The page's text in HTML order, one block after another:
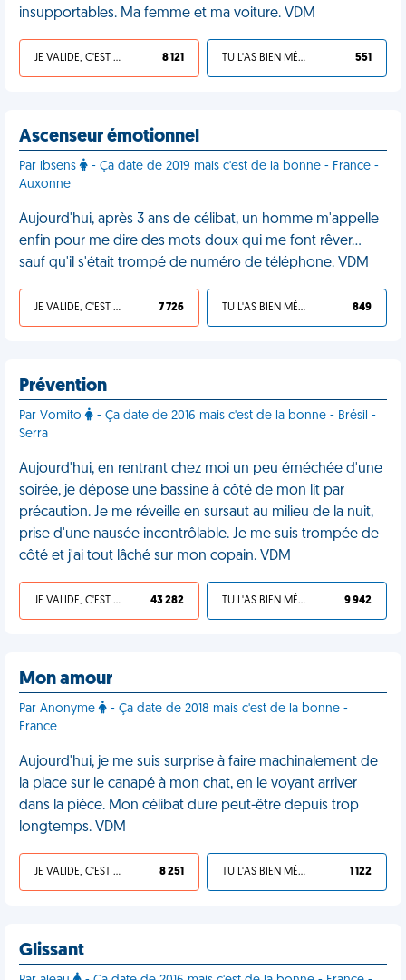
insupportables. Ma femme et ma voiture. VDM
JE VALIDE, C'EST UNE VDM 8 121 TU L'AS BIEN MÉRITÉ 551
Ascenseur émotionnel
Par lbsens
- Ça date de 2019 mais c'est de la bonne - France -
Auxonne
Aujourd'hui, après 3 ans de célibat, un homme m'appelle
enfin pour me dire des mots doux qui me font rêver…
sauf qu'il s'était trompé de numéro de téléphone. VDM
JE VALIDE, C'EST UNE VDM 7 726 TU L'AS BIEN MÉRITÉ 849
Prévention
Par Vomito
- Ça date de 2016 mais c'est de la bonne - Brésil -
Serra
Aujourd'hui, en rentrant chez moi un peu éméchée d'une
soirée, je dépose une bassine à côté de mon lit par
précaution. Je me réveille en sursaut au milieu de la nuit,
prise d'une nausée incontrôlable. Je me suis trompée de
côté et j'ai tout lâché sur mon copain. VDM
JE VALIDE, C'EST UNE VDM 43 282 TU L'AS BIEN MÉRITÉ 9 942
Mon amour
Par Anonyme
- Ça date de 2018 mais c'est de la bonne -
France
Aujourd'hui, je me suis surprise à faire machinalement de
la place sur le canapé à mon chat, en le voyant arriver
dans la pièce. Mon célibat dure peut-être depuis trop
longtemps. VDM
JE VALIDE, C'EST UNE VDM 8 251 TU L'AS BIEN MÉRITÉ 1 122
Glissant